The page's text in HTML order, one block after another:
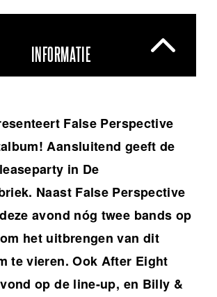
INFORMATIE
False Perspective
Aansluitend geeft de
in De
Naast False Perspective
avond nóg twee bands op
het uitbrengen van dit
te vieren. Ook After Eight
op de line-up, en Billy &